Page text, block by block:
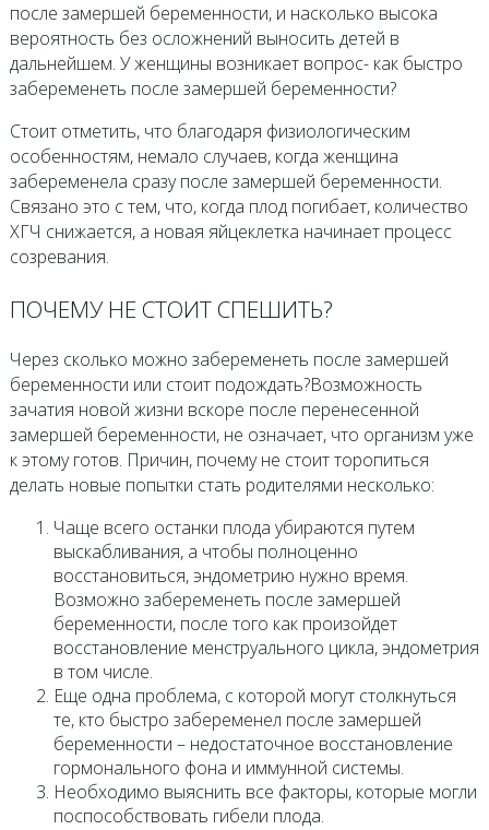
после замершей беременности, и насколько высока
вероятность без осложнений выносить детей в
дальнейшем. У женщины возникает вопрос- как быстро
забеременеть после замершей беременности?
Стоит отметить, что благодаря физиологическим
особенностям, немало случаев, когда женщина
забеременела сразу после замершей беременности.
Связано это с тем, что, когда плод погибает, количество
ХГЧ снижается, а новая яйцеклетка начинает процесс
созревания.
ПОЧЕМУ НЕ СТОИТ СПЕШИТЬ?
Через сколько можно забеременеть после замершей
беременности или стоит подождать?Возможность
зачатия новой жизни вскоре после перенесенной
замершей беременности, не означает, что организм уже
к этому готов. Причин, почему не стоит торопиться
делать новые попытки стать родителями несколько:
Чаще всего останки плода убираются путем
выскабливания, а чтобы полноценно
восстановиться, эндометрию нужно время.
Возможно забеременеть после замершей
беременности, после того как произойдет
восстановление менструального цикла, эндометрия
в том числе.
Еще одна проблема, с которой могут столкнуться
те, кто быстро забеременел после замершей
беременности – недостаточное восстановление
гормонального фона и иммунной системы.
Необходимо выяснить все факторы, которые могли
поспособствовать гибели плода.